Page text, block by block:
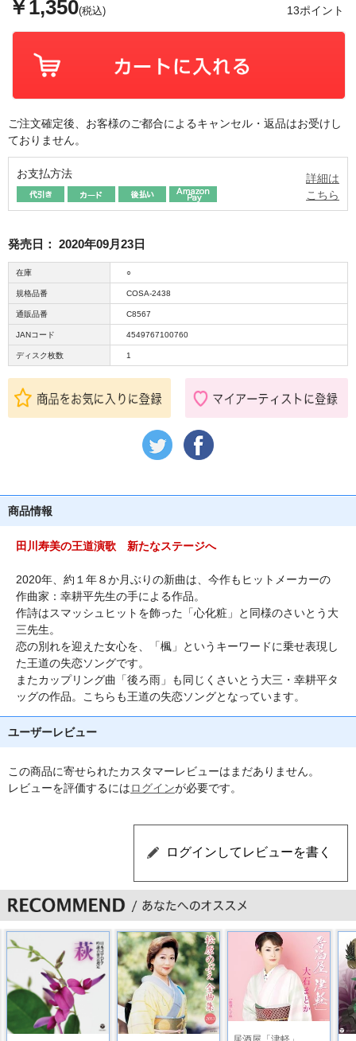
￥1,350(税込) 13ポイント
ご注文確定後、お客様のご都合によるキャンセル・返品はお受けし
ておりません。
お支払方法
詳細は
こちら
発売日： 2020年09月23日
在庫 ○
規格品番 COSA-2438
通販品番 C8567
JANコード 4549767100760
ディスク枚数 1
商品情報
田川寿美の王道演歌 新たなステージへ
2020年、約１年８か月ぶりの新曲は、今作もヒットメーカーの
作曲家：幸耕平先生の手による作品。
作詩はスマッシュヒットを飾った「心化粧」と同様のさいとう大
三先生。
恋の別れを迎えた女心を、「楓」というキーワードに乗せ表現し
た王道の失恋ソングです。
またカップリング曲「後ろ雨」も同じくさいとう大三・幸耕平タ
ッグの作品。こちらも王道の失恋ソングとなっています。
ユーザーレビュー
この商品に寄せられたカスタマーレビューはまだありません。
レビューを評価するにはログインが必要です。